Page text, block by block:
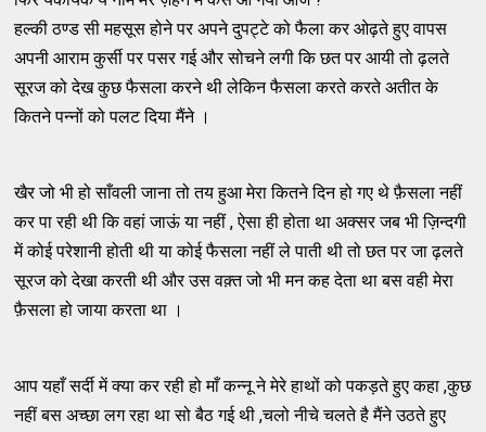
हल्की ठण्ड सी महसूस होने पर अपने दुपट्टे को फैला कर ओढ़ते हुए वापस
अपनी आराम कुर्सी पर पसर गई और सोचने लगी कि छत पर आयी तो ढ़लते
सूरज को देख कुछ फैसला करने थी लेकिन फैसला करते करते अतीत के
कितने पन्नों को पलट दिया मैंने ।
खैर जो भी हो साँवली जाना तो तय हुआ मेरा कितने दिन हो गए थे फ़ैसला नहीं
कर पा रही थी कि वहां जाऊं या नहीं , ऐसा ही होता था अक्सर जब भी ज़िन्दगी
में कोई परेशानी होती थी या कोई फैसला नहीं ले पाती थी तो छत पर जा ढ़लते
सूरज को देखा करती थी और उस वक़्त जो भी मन कह देता था बस वही मेरा
फ़ैसला हो जाया करता था ।
आप यहाँ सर्दी में क्या कर रही हो माँ कन्नू ने मेरे हाथों को पकड़ते हुए कहा ,कुछ
नहीं बस अच्छा लग रहा था सो बैठ गई थी ,चलो नीचे चलते है मैंने उठते हुए